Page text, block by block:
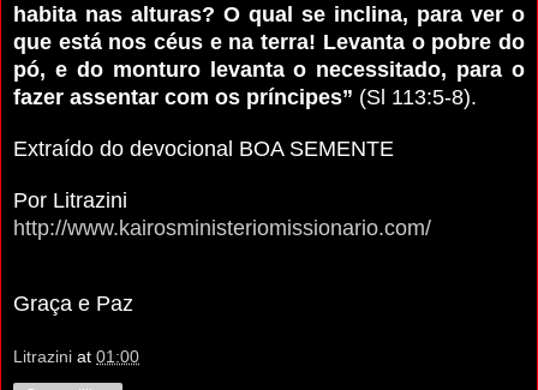
habita nas alturas? O qual se inclina, para ver o
que está nos céus e na terra! Levanta o pobre do
pó, e do monturo levanta o necessitado, para o
fazer assentar com os príncipes” (Sl 113:5-8).
Extraído do devocional BOA SEMENTE
Por Litrazini
http://www.kairosministeriomissionario.com/
Graça e Paz
Litrazini at 01:00